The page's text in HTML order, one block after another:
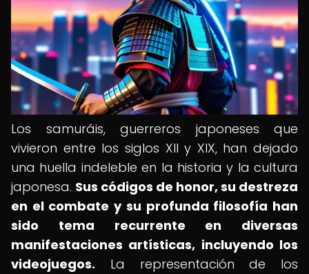
Los samuráis, guerreros japoneses que
vivieron entre los siglos XII y XIX, han dejado
una huella indeleble en la historia y la cultura
japonesa. Sus códigos de honor, su destreza
en el combate y su profunda filosofía han
sido tema recurrente en diversas
manifestaciones artísticas, incluyendo los
videojuegos. La representación de los